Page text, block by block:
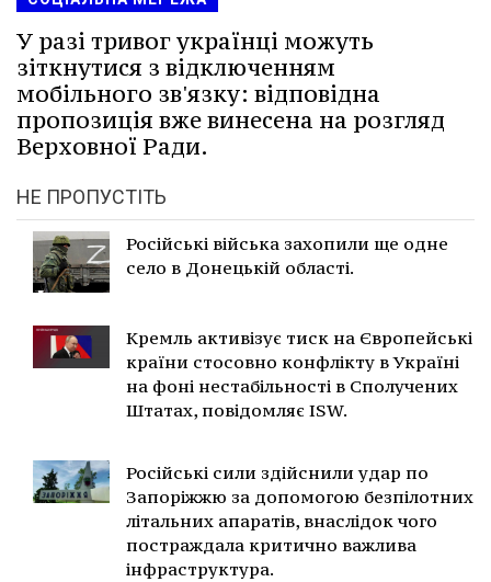
У разі тривог українці можуть
зіткнутися з відключенням
мобільного зв'язку: відповідна
пропозиція вже винесена на розгляд
Верховної Ради.
НЕ ПРОПУСТІТЬ
Російські війська захопили ще одне
село в Донецькій області.
Кремль активізує тиск на Європейські
країни стосовно конфлікту в Україні
на фоні нестабільності в Сполучених
Штатах, повідомляє ISW.
Російські сили здійснили удар по
Запоріжжю за допомогою безпілотних
літальних апаратів, внаслідок чого
постраждала критично важлива
інфраструктура.